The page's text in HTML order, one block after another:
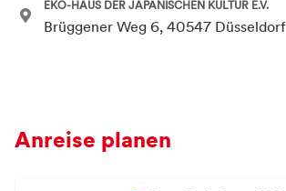
EKŌ-HAUS DER JAPANISCHEN KULTUR E.V.
Brüggener Weg 6, 40547 Düsseldorf
Anreise planen